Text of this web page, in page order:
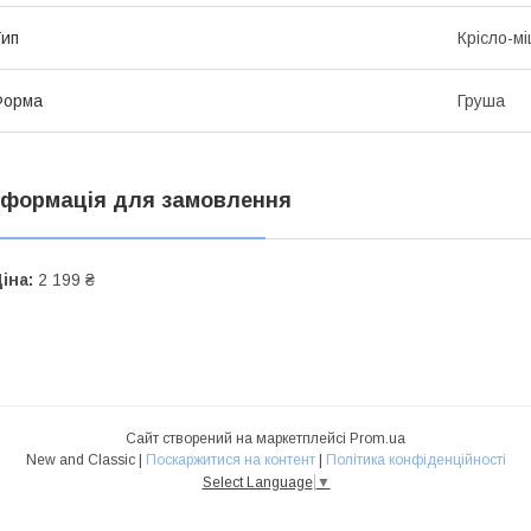
Крісло-
Груша
для замовлення
2 199 ₴
Сайт створений на маркетплейсі Prom.ua
New and Classic | Поскаржитися на контент | Політика конфіденційності
Select Language ▼